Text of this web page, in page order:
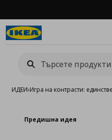
ИДЕИ›Игра на контрасти:
Предишна идея